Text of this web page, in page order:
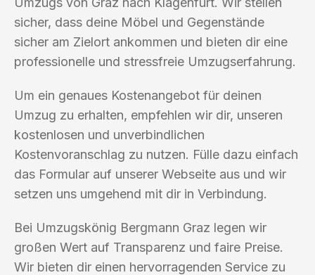
sicher, dass deine Möbel und Gegenstände
sicher am Zielort ankommen und bieten dir eine
professionelle und stressfreie Umzugserfahrung.
Um ein genaues Kostenangebot für deinen
Umzug zu erhalten, empfehlen wir dir, unseren
kostenlosen und unverbindlichen
Kostenvoranschlag zu nutzen. Fülle dazu einfach
das Formular auf unserer Webseite aus und wir
setzen uns umgehend mit dir in Verbindung.
Bei Umzugskönig Bergmann Graz legen wir
großen Wert auf Transparenz und faire Preise.
Wir bieten dir einen hervorragenden Service zu